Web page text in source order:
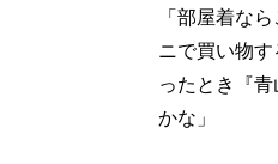
「部屋着な
ニで買い物
ったとき『
かな」